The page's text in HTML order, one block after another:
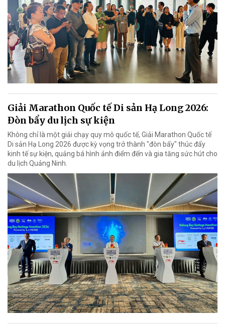
Giải Marathon Quốc tế Di sản Hạ Long 2026:
Đòn bẩy du lịch sự kiện
Không chỉ là một giải chạy quy mô quốc tế, Giải Marathon Quốc tế
Di sản Hạ Long 2026 được kỳ vọng trở thành "đòn bẩy" thúc đẩy
kinh tế sự kiện, quảng bá hình ảnh điểm đến và gia tăng sức hút cho
du lịch Quảng Ninh.